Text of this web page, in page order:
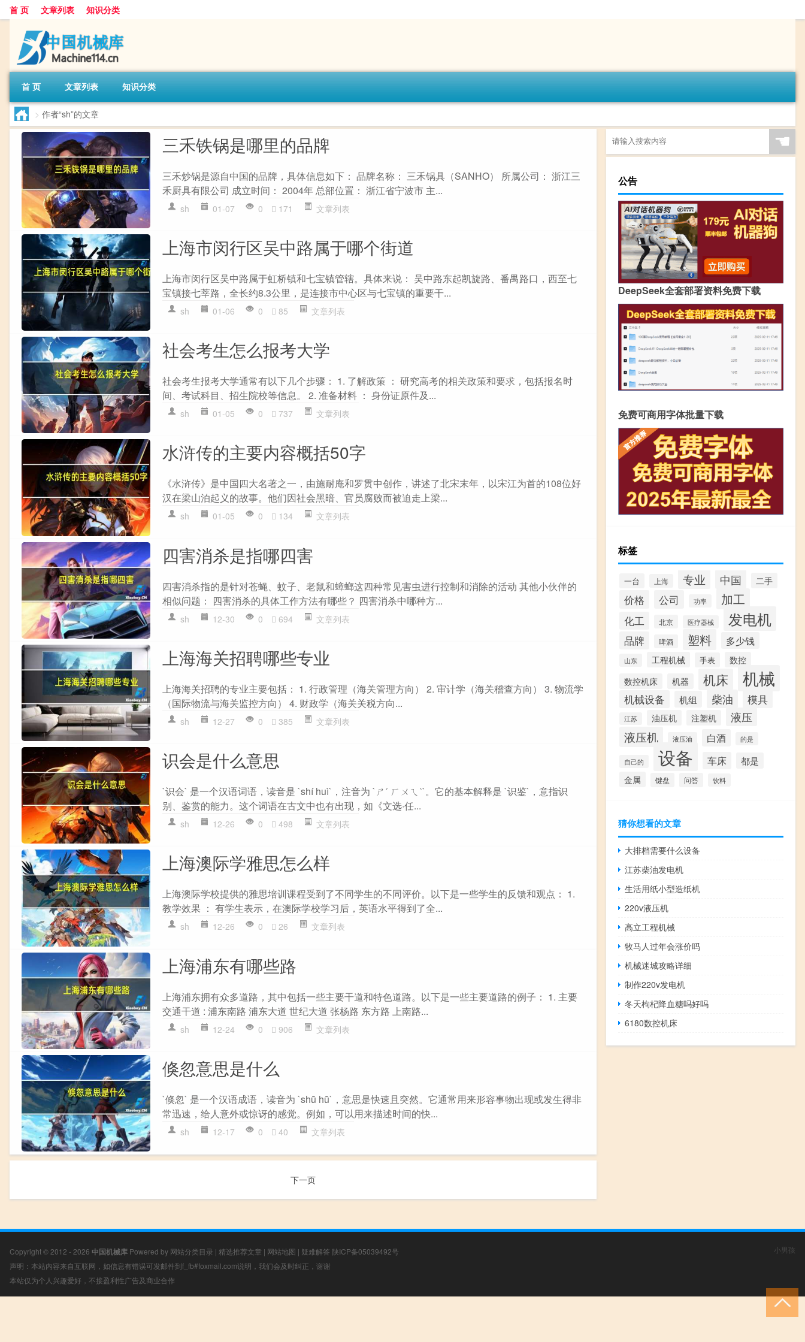
首 页 文章列表 知识分类
首 页 文章列表 知识分类
> 作者“sh”的文章
三禾铁锅是哪里的品牌
三禾炒锅是源自中国的品牌，具体信息如下： 品牌名称： 三禾锅具（SANHO） 所属公司： 浙江三
禾厨具有限公司 成立时间： 2004年 总部位置： 浙江省宁波市 主...
sh 01-07 0 171 文章列表
上海市闵行区吴中路属于哪个街道
上海市闵行区吴中路属于虹桥镇和七宝镇管辖。具体来说： 吴中路东起凯旋路、番禺路口，西至七
宝镇接七莘路，全长约8.3公里，是连接市中心区与七宝镇的重要干...
sh 01-06 0 85 文章列表
社会考生怎么报考大学
社会考生报考大学通常有以下几个步骤： 1. 了解政策 ： 研究高考的相关政策和要求，包括报名时
间、考试科目、招生院校等信息。 2. 准备材料 ： 身份证原件及...
sh 01-05 0 737 文章列表
水浒传的主要内容概括50字
《水浒传》是中国四大名著之一，由施耐庵和罗贯中创作，讲述了北宋末年，以宋江为首的108位好
汉在梁山泊起义的故事。他们因社会黑暗、官员腐败而被迫走上梁...
sh 01-05 0 134 文章列表
四害消杀是指哪四害
四害消杀指的是针对苍蝇、蚊子、老鼠和蟑螂这四种常见害虫进行控制和消除的活动 其他小伙伴的
相似问题： 四害消杀的具体工作方法有哪些？ 四害消杀中哪种方...
sh 12-30 0 694 文章列表
上海海关招聘哪些专业
上海海关招聘的专业主要包括： 1. 行政管理（海关管理方向） 2. 审计学（海关稽查方向） 3. 物流学
（国际物流与海关监控方向） 4. 财政学（海关关税方向...
sh 12-27 0 385 文章列表
识会是什么意思
`识会` 是一个汉语词语，读音是 `shí huì`，注音为 `ㄕˊ ㄏㄨㄟˋ`。它的基本解释是 `识鉴`，意指识
别、鉴赏的能力。这个词语在古文中也有出现，如《文选·任...
sh 12-26 0 498 文章列表
上海澳际学雅思怎么样
上海澳际学校提供的雅思培训课程受到了不同学生的不同评价。以下是一些学生的反馈和观点： 1.
教学效果 ： 有学生表示，在澳际学校学习后，英语水平得到了全...
sh 12-26 0 26 文章列表
上海浦东有哪些路
上海浦东拥有众多道路，其中包括一些主要干道和特色道路。以下是一些主要道路的例子： 1. 主要
交通干道 : 浦东南路 浦东大道 世纪大道 张杨路 东方路 上南路...
sh 12-24 0 906 文章列表
倏忽意思是什么
`倏忽` 是一个汉语成语，读音为 `shū hū`，意思是快速且突然。它通常用来形容事物出现或发生得非
常迅速，给人意外或惊讶的感觉。例如，可以用来描述时间的快...
sh 12-17 0 40 文章列表
下一页
☚
公告
DeepSeek全套部署资料免费下载
免费可商用字体批量下载
标签
一台 上海 专业 中国 二手
价格 公司 功率 加工
化工 北京 医疗器械 发电机
品牌 啤酒 塑料 多少钱
山东 工程机械 手表
数控
数控机床
机器 机床 机械
机械设备 机组 柴油 模具
江苏 油压机 注塑机 液压
液压机 液压油 白酒 的是
自己的 设备 车床 都是
金属 键盘 问答 饮料
猜你想看的文章
大排档需要什么设备
江苏柴油发电机
生活用纸小型造纸机
220v液压机
高立工程机械
牧马人过年会涨价吗
机械迷城攻略详细
制作220v发电机
冬天枸杞降血糖吗好吗
6180数控机床
Copyright © 2012 - 2026 中国机械库 Powered by 网站分类目录 | 精选推荐文章 | 网站地图 | 疑难解答 陕ICP备05039492号
声明：本站内容来自互联网，如信息有错误可发邮件到f_fb#foxmail.com说明，我们会及时纠正，谢谢
本站仅为个人兴趣爱好，不接盈利性广告及商业合作
小男孩